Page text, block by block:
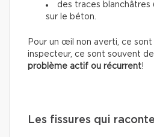
des traces
sur le béton.
Pour un œil non averti, ce sont
inspecteur, ce sont souvent
problème actif ou récurrent!
Les fissures qui